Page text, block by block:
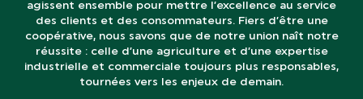
agissent ensemble pour mettre l’excellence au service
des clients et des consommateurs. Fiers d’être une
coopérative, nous savons que de notre union naît notre
réussite : celle d’une agriculture et d’une expertise
industrielle et commerciale toujours plus responsables,
tournées vers les enjeux de demain.